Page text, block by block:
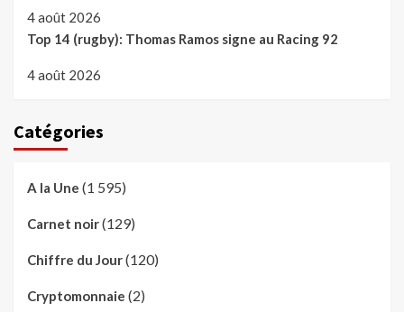
4 août 2026
Top 14 (rugby): Thomas Ramos signe au Racing 92
4 août 2026
Catégories
A la Une (1 595)
Carnet noir(129)
Chiffre du Jour(120)
Cryptomonnaie (2)